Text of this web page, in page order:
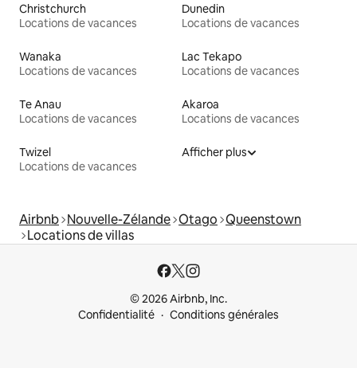
Christchurch
Locations de vacances
Dunedin
Locations de vacances
Wanaka
Locations de vacances
Lac Tekapo
Locations de vacances
Te Anau
Locations de vacances
Akaroa
Locations de vacances
Twizel
Locations de vacances
Afficher plus
Airbnb Nouvelle-Zélande Otago Queenstown
Locations de villas
© 2026 Airbnb, Inc.
Confidentialité
Conditions générales